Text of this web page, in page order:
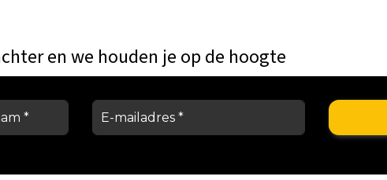
en we houden je op de hoogte